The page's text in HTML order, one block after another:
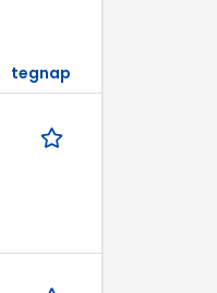
tegnap